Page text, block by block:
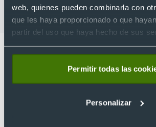
web, quienes pueden combinarla con
que les haya proporcionado o que
partir del uso que haya hecho de sus
Permitir todas las
Personalizar